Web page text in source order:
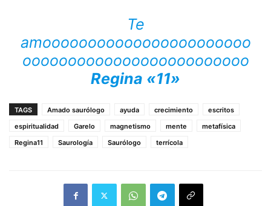
Te
amooooooooooooooooooooooo
ooooooooooooooooooooooooo
Regina «11»
TAGS Amado saurólogo ayuda crecimiento
escritos
espiritualidad
Garelo magnetismo mente
metafísica
Regina11
Saurología Saurólogo terrícola